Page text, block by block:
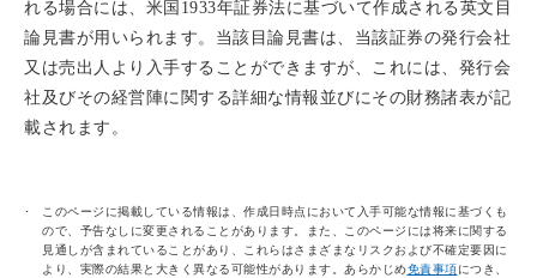
れる場合には、米国1933年証券法に基づいて作成される英文目
論見書が用いられます。当該目論見書は、当該証券の発行会社
又は売出人より入手することができますが、これには、発行会
社及びその経営陣に関する詳細な情報並びにその財務諸表が記
載されます。
このページに掲載している情報は、作成日時点において入手可能な情報に基づくも
ので、予告なしに変更されることがあります。また、このページには将来に関する
見通しが含まれていることがあり、これらはさまざまなリスクおよび不確定要因に
より、実際の結果と大きく異なる可能性があります。あらかじめ免責事項につき、